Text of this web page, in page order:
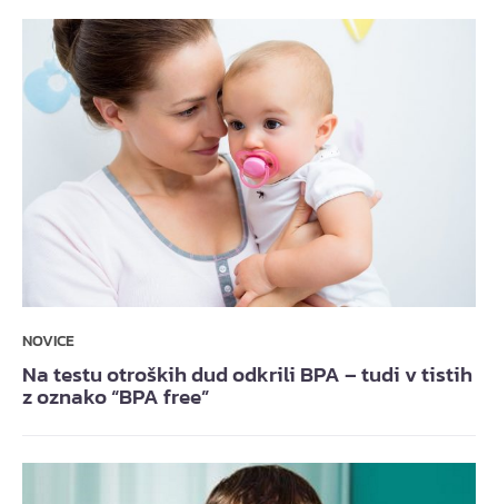
NOVICE
Na testu otroških dud odkrili BPA – tudi v tistih
z oznako “BPA free”